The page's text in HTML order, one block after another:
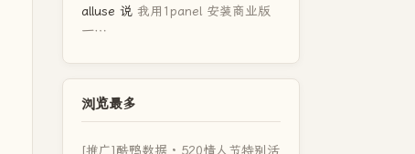
alluse 说 我用1panel 安装商业版
一…
浏览最多
[推广]酷鸭数据 · 520情人节特别活